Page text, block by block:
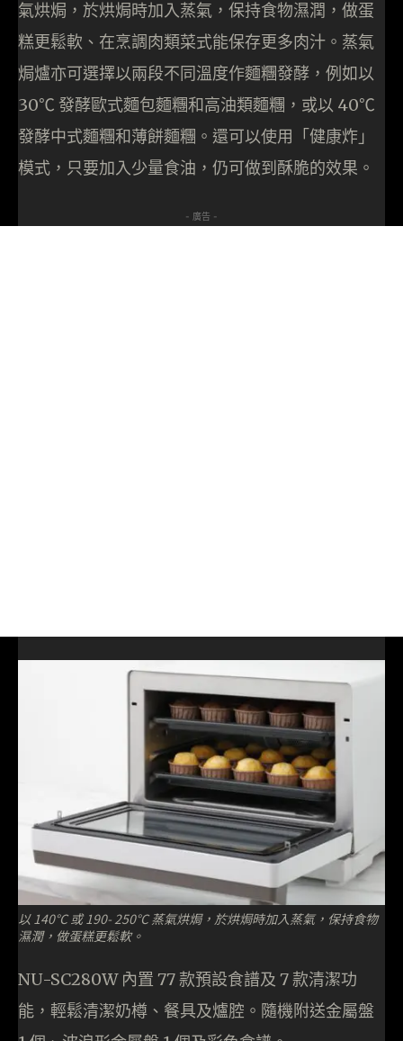
氣烘焗，於烘焗時加入蒸氣，保持食物濕潤，做蛋
糕更鬆軟、在烹調肉類菜式能保存更多肉汁。蒸氣
焗爐亦可選擇以兩段不同溫度作麵糰發酵，例如以
30℃ 發酵歐式麵包麵糰和高油類麵糰，或以 40℃
發酵中式麵糰和薄餅麵糰。還可以使用「健康炸」
模式，只要加入少量食油，仍可做到酥脆的效果。
- 廣告 -
以 140°C 或 190- 250°C 蒸氣烘焗，於烘焗時加入蒸氣，保持食物
濕潤，做蛋糕更鬆軟。
NU-SC280W 內置 77 款預設食譜及 7 款清潔功
能，輕鬆清潔奶樽、餐具及爐腔。隨機附送金屬盤